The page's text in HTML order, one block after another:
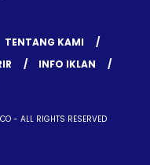
TENTANG KAMI
INFO IKLAN
- ALL RIGHTS RESERVED